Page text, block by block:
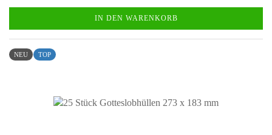
IN DEN WARENKORB
NEU TOP